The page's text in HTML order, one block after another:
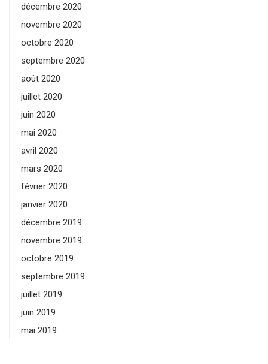
décembre 2020
novembre 2020
octobre 2020
septembre 2020
août 2020
juillet 2020
juin 2020
mai 2020
avril 2020
mars 2020
février 2020
janvier 2020
décembre 2019
novembre 2019
octobre 2019
septembre 2019
juillet 2019
juin 2019
mai 2019